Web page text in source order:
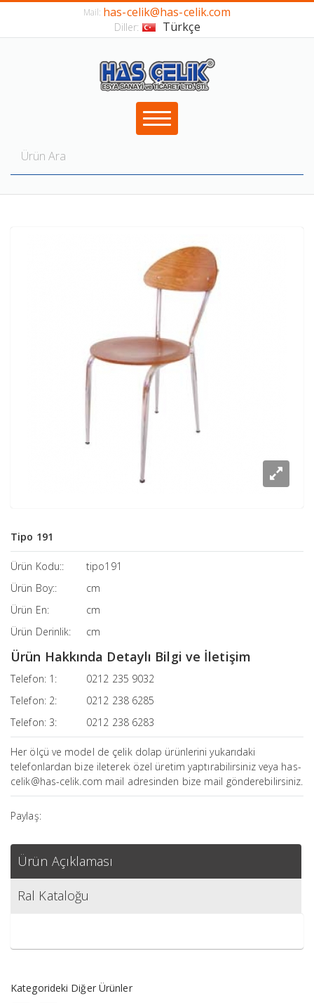
Mail: has-celik@has-celik.com
Diller: Türkçe
Tipo 191
Ürün Kodu::
tipo191
Ürün Boy::
cm
Ürün En:
cm
Ürün Derinlik:
cm
Ürün Hakkında Detaylı Bilgi ve İletişim
Telefon: 1:
0212 235 9032
Telefon: 2:
0212 238 6285
Telefon: 3:
0212 238 6283
Her ölçü ve model de çelik dolap ürünlerini yukarıdaki
telefonlardan bize ileterek özel üretim yaptırabilirsiniz veya has-
celik@has-celik.com mail adresinden bize mail gönderebilirsiniz.
Paylaş:
Ürün Açıklaması
Ral Kataloğu
Kategorideki Diğer Ürünler